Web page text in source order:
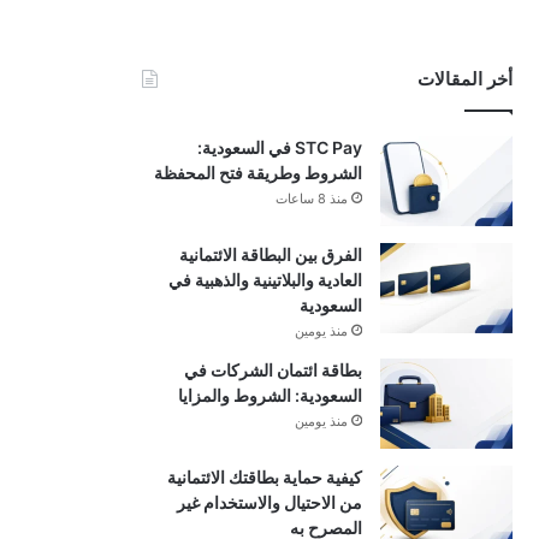
أخر المقالات
STC Pay في السعودية:
الشروط وطريقة فتح المحفظة
منذ 8 ساعات
الفرق بين البطاقة الائتمانية
العادية والبلاتينية والذهبية في
السعودية
منذ يومين
بطاقة ائتمان الشركات في
السعودية: الشروط والمزايا
منذ يومين
كيفية حماية بطاقتك الائتمانية
من الاحتيال والاستخدام غير
المصرح به